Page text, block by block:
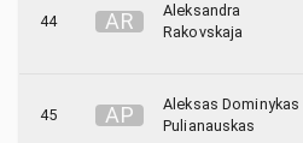
44 AR
Aleksandra
Rakovskaja
45 AP
Aleksas Dominykas
Pulianauskas